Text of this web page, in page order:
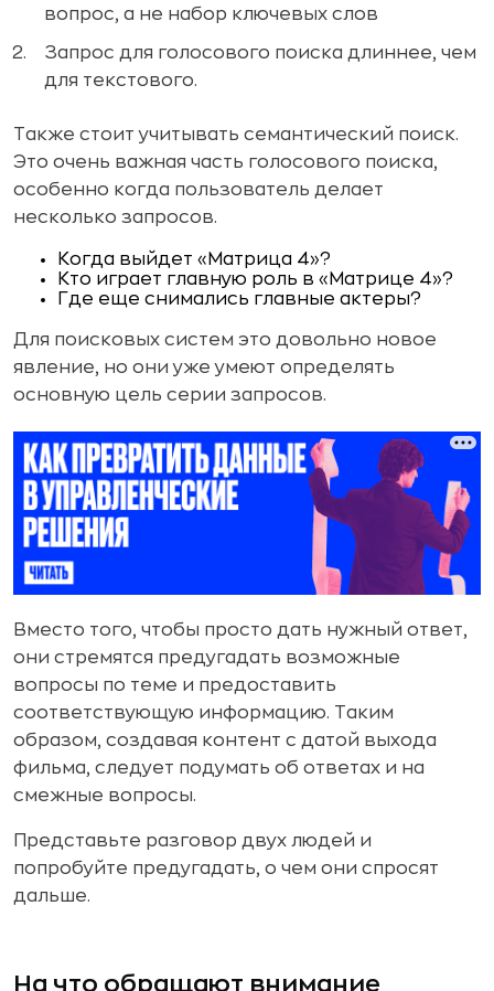
вопрос, а не набор ключевых слов
Запрос для голосового поиска длиннее, чем
для текстового.
Также стоит учитывать семантический поиск.
Это очень важная часть голосового поиска,
особенно когда пользователь делает
несколько запросов.
Когда выйдет «Матрица 4»?
Кто играет главную роль в «Матрице 4»?
Где еще снимались главные актеры?
Для поисковых систем это довольно новое
явление, но они уже умеют определять
основную цель серии запросов.
Вместо того, чтобы просто дать нужный ответ,
они стремятся предугадать возможные
вопросы по теме и предоставить
соответствующую информацию. Таким
образом, создавая контент с датой выхода
фильма, следует подумать об ответах и на
смежные вопросы.
Представьте разговор двух людей и
попробуйте предугадать, о чем они спросят
дальше.
На что обращают внимание